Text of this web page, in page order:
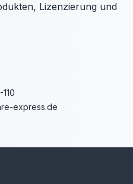
Lizenzierung und
express.de